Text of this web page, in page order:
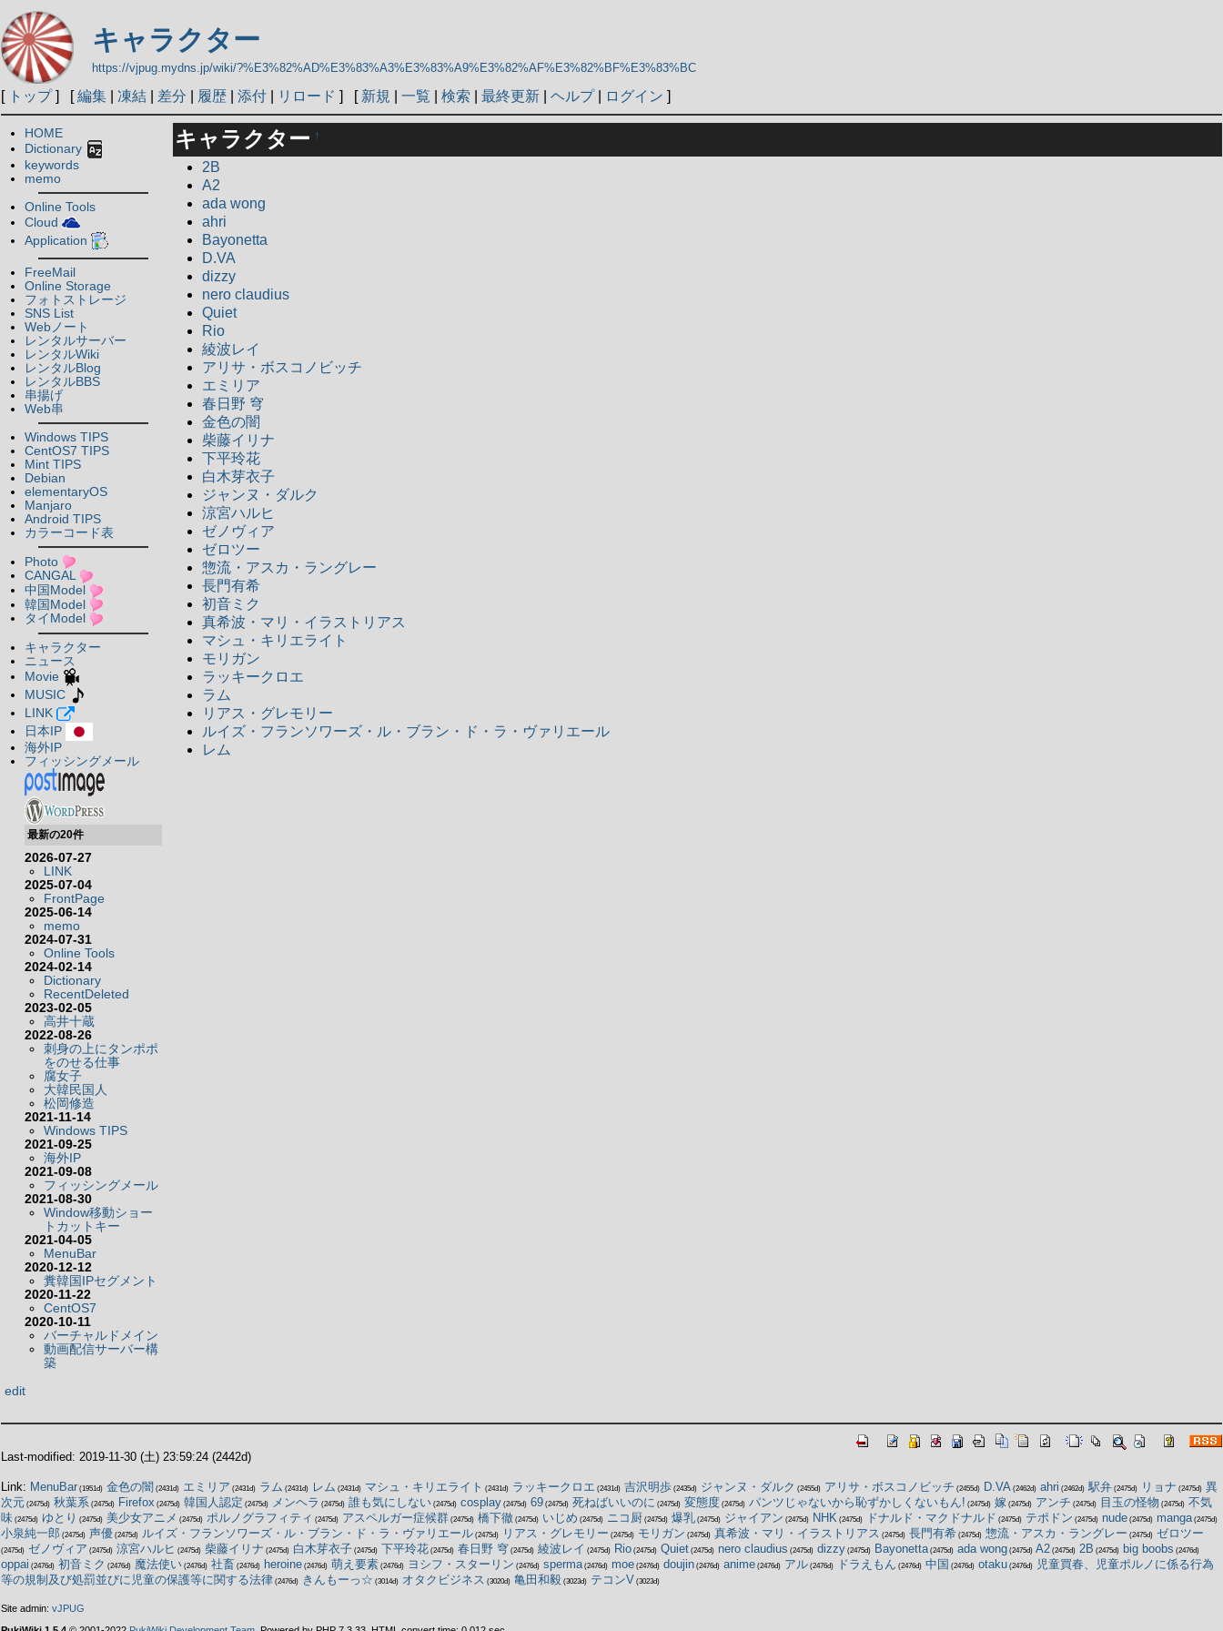
キャラクター
https://vjpug.mydns.jp/wiki/?%E3%82%AD%E3%83%A3%E3%83%A9%E3%82%AF%E3%82%BF%E3%83%BC
[ トップ] [編集 凍結 差分 履歴 添付 リロード ] [ 新規 一覧 検索 最終更新 ヘルプ| ログイン ]
キャラクター †
2B
A2
ada wong
ahri
Bayonetta
D.VA
dizzy
nero claudius
Quiet
Rio
綾波レイ
アリサ・ボスコノビッチ
エミリア
春日野 穹
金色の闇
柴藤イリナ
下平玲花
白木芽衣子
ジャンヌ・ダルク
涼宮ハルヒ
ゼノヴィア
ゼロツー
惣流・アスカ・ラングレー
長門有希
初音ミク
真希波・マリ・イラストリアス
マシュ・キリエライト
モリガン
ラッキークロエ
ラム
リアス・グレモリー
ルイズ・フランソワーズ・ル・ブラン・ド・ラ・ヴァリエール
レム
HOME
Dictionary
keywords
memo
Online Tools
Cloud
Application
FreeMail
Online Storage
フォトストレージ
SNS List
Webノート
レンタルサーバー
レンタルWiki
レンタルBlog
レンタルBBS
串揚げ
Web串
Windows TIPS
CentOS7 TIPS
Mint TIPS
Debian
elementaryOS
Manjaro
Android TIPS
カラーコード表
Photo
CANGAL
中国Model
韓国Model
タイModel
キャラクター
ニュース
Movie
MUSIC
LINK
日本IP
海外IP
フィッシングメール
最新の20件
2026-07-27
LINK
2025-07-04
FrontPage
2025-06-14
memo
2024-07-31
Online Tools
2024-02-14
Dictionary
RecentDeleted
2023-02-05
高井十蔵
2022-08-26
刺身の上にタンポポ
をのせる仕事
腐女子
大韓民国人
松岡修造
2021-11-14
Windows TIPS
2021-09-25
海外IP
2021-09-08
フィッシングメール
2021-08-30
Window移動ショー
トカットキー
2021-04-05
MenuBar
2020-12-12
糞韓国IPセグメント
2020-11-22
CentOS7
2020-10-11
バーチャルドメイン
動画配信サーバー構
築
edit
Last-modified: 2019-11-30 (土) 23:59:24 (2442d)
Link: MenuBar (1951d) 金色の闇 (2431d) エミリア (2431d) ラム (2431d) レム (2431d) マシュ・キリエライト (2431d) ラッキークロエ (2431d) 吉沢明歩 (2435d) ジャンヌ・ダルク (2455d) アリサ・ボスコノビッチ (2455d) D.VA (2462d) ahri (2462d) 駅弁 (2475d) リョナ (2475d) 異
次元 (2475d) 秋葉系 (2475d) Firefox (2475d) 韓国人認定 (2475d) メンヘラ (2475d) 誰も気にしない (2475d) cosplay (2475d) 69 (2475d) 死ねばいいのに (2475d) 変態度 (2475d) パンツじゃないから恥ずかしくないもん! (2475d) 嫁 (2475d) アンチ (2475d) 目玉の怪物 (2475d) 不気
味 (2475d) ゆとり (2475d) 美少女アニメ (2475d) ポルノグラフィティ (2475d) アスペルガー症候群 (2475d) 橋下徹 (2475d) いじめ (2475d) ニコ厨 (2475d) 爆乳 (2475d) ジャイアン (2475d) NHK (2475d) ドナルド・マクドナルド (2475d) テポドン (2475d) nude (2475d) manga(2475d)
小泉純一郎 (2475d) 声優 (2475d) ルイズ・フランソワーズ・ル・ブラン・ド・ラ・ヴァリエール (2475d) リアス・グレモリー (2475d) モリガン (2475d) 真希波・マリ・イラストリアス (2475d) 長門有希 (2475d) 惣流・アスカ・ラングレー (2475d) ゼロツー
(2475d) ゼノヴィア (2475d) 涼宮ハルヒ (2475d) 柴藤イリナ (2475d) 白木芽衣子 (2475d) 下平玲花 (2475d) 春日野 穹 (2475d) 綾波レイ (2475d) Rio (2475d) Quiet (2475d) nero claudius (2475d) dizzy (2475d) Bayonetta(2475d) ada wong (2475d) A2 (2475d) 2B (2475d) big boobs (2476d)
oppai (2476d) 初音ミク (2476d) 魔法使い (2476d) 社畜 (2476d) heroine (2476d) 萌え要素 (2476d) ヨシフ・スターリン (2476d) sperma(2476d) moe (2476d) doujin (2476d) anime (2476d) アル (2476d) ドラえもん (2476d) 中国 (2476d) otaku (2476d)
児童買春、児童ポルノに係る行為
等の規制及び処罰並びに児童の保護等に関する法律 (2476d) きんもーっ☆ (3014d) オタクビジネス (3020d) 亀田和毅 (3023d) テコンV (3023d)
Site admin: vJPUG